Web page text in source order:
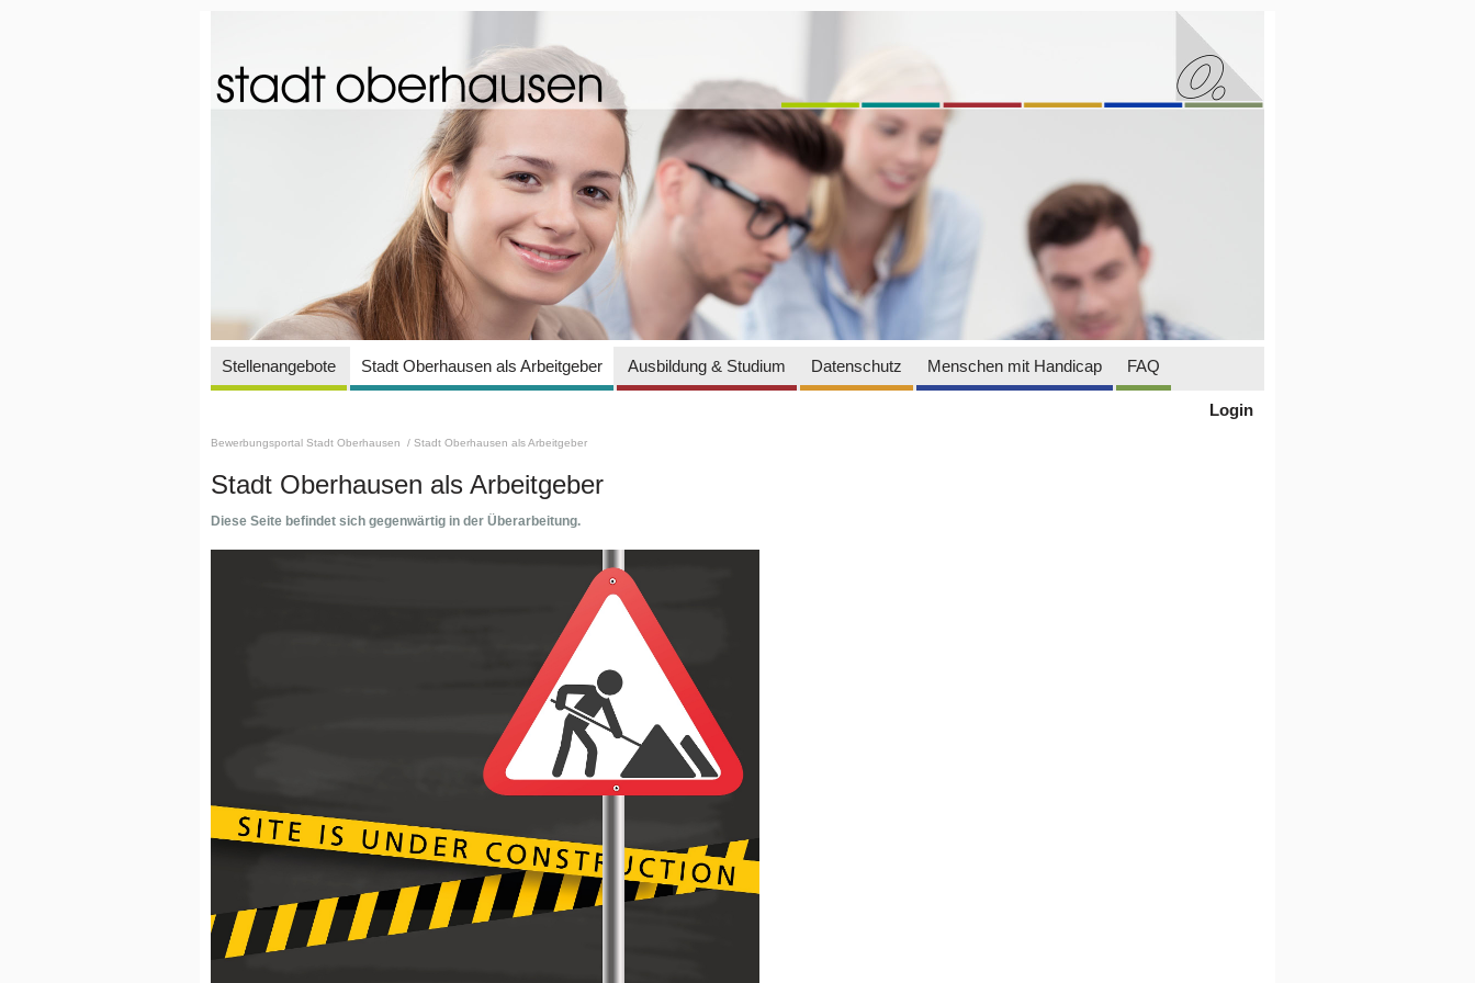
Stellenangebote Stadt Oberhausen als Arbeitgeber Ausbildung & Studium Datenschutz Menschen mit Handicap FAQ
Login
Bewerbungsportal Stadt Oberhausen / Stadt Oberhausen als Arbeitgeber
Stadt Oberhausen als Arbeitgeber
Diese Seite befindet sich gegenwärtig in der Überarbeitung.